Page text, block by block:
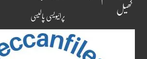
کھیل
پرائیویسی پالیسی